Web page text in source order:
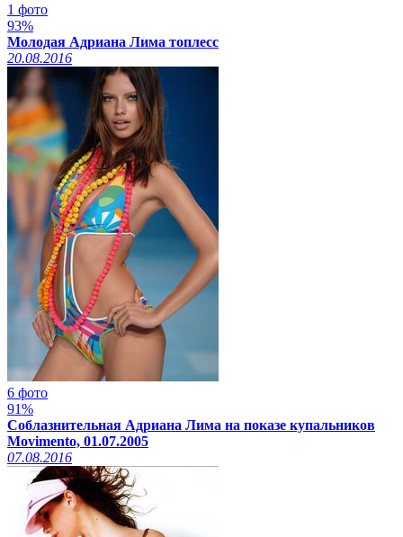
1 фото
93%
Молодая Адриана Лима топлесс
20.08.2016
6 фото
91%
Соблазнительная Адриана Лима на показе купальников
Movimento, 01.07.2005
07.08.2016